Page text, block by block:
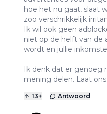
hoe het nu gaat, slaat
zoo verschrikkelijk
Ik wil ook geen
niet op de helft van de
wordt en jullie
Ik denk dat er genoeg
mening delen. Laat
13+ Antwoord